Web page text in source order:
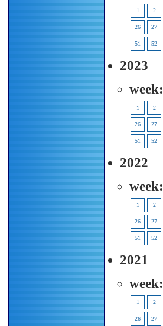
1 2
26 27
51 52
2023
week:
1 2
26 27
51 52
2022
week:
1 2
26 27
51 52
2021
week:
1 2
26 27